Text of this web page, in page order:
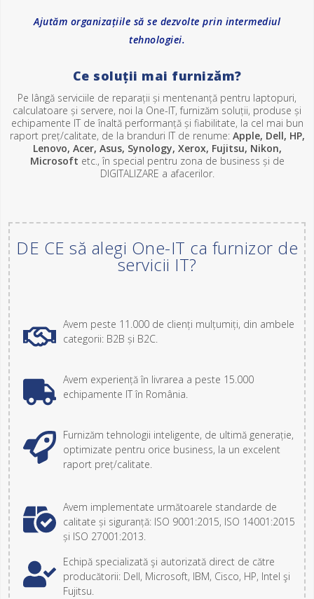
Ajutăm organizațiile să se dezvolte prin intermediul
tehnologiei.
Ce soluții mai furnizăm?
Pe lângă serviciile de reparații și mentenanță pentru laptopuri,
calculatoare și servere, noi la One-IT, furnizăm soluții, produse și
echipamente IT de înaltă performanță și fiabilitate, la cel mai bun
raport preț/calitate, de la branduri IT de renume: Apple, Dell, HP,
Lenovo, Acer, Asus, Synology, Xerox, Fujitsu, Nikon,
Microsoft etc., în special pentru zona de business și de
DIGITALIZARE a afacerilor.
DE CE să alegi One-IT ca furnizor de
servicii IT?
Avem peste 11.000 de clienți mulțumiți, din ambele
categorii: B2B și B2C.
Avem experiență în livrarea a peste 15.000
echipamente IT în România.
Furnizăm tehnologii inteligente, de ultimă generație,
optimizate pentru orice business, la un excelent
raport preț/calitate.
Avem implementate următoarele standarde de
calitate și siguranță: ISO 9001:2015, ISO 14001:2015
și ISO 27001:2013.
Echipă specializată şi autorizată direct de către
producătorii: Dell, Microsoft, IBM, Cisco, HP, Intel şi
Fujitsu.